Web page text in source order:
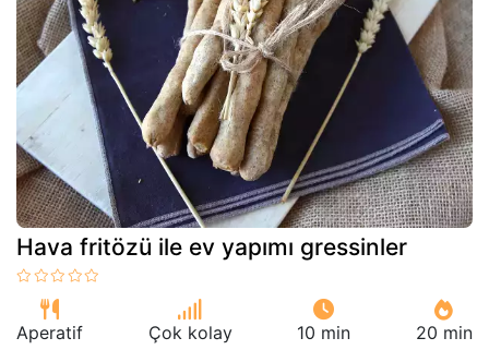
Hava fritözü ile ev yapımı gressinler
Aperatif Çok kolay 10 min 20 min